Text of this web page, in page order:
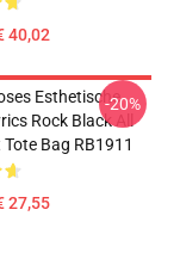
40,02
Esthetische
Rock Black All
Bag RB1911
27,55
-20%